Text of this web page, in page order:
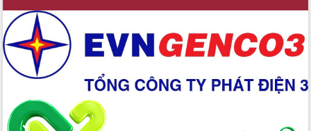
Xây dựng nông thôn mới: Nâng cao đời
sống người dân từ những mô hình thiết
thực
Quyết liệt tháo gỡ vướng mắc, đẩy
nhanh tiến độ các dự án trọng điểm
trong Khu kinh tế Nam Phú Yên
Hòn Yến phát triển du lịch gắn với bảo
tồn biển